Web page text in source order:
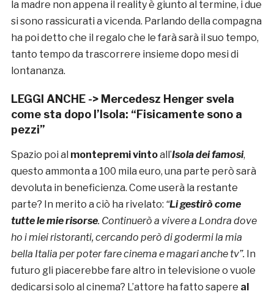
la madre non appena il reality è giunto al termine, i due
si sono rassicurati a vicenda. Parlando della compagna
ha poi detto che il regalo che le farà sarà il suo tempo,
tanto tempo da trascorrere insieme dopo mesi di
lontananza.
LEGGI ANCHE -> Mercedesz Henger svela
come sta dopo l’Isola: “Fisicamente sono a
pezzi”
Spazio poi al montepremi vintoall’Isola dei famosi,
questo ammonta a 100 mila euro, una parte però sarà
devoluta in beneficienza. Come userà la restante
parte? In merito a ciò ha rivelato: “Li gestirò come
tutte le mie risorse. Continuerò a vivere a Londra dove
ho i miei ristoranti, cercando però di godermi la mia
bella Italia per poter fare cinema e magari anche tv”. In
futuro gli piacerebbe fare altro in televisione o vuole
dedicarsi solo al cinema? L’attore ha fatto sapere al